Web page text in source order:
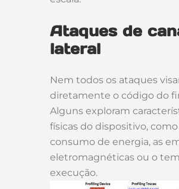
Ataques de
lateral
Nem todos os ataques
diretamente o código do
Alguns exploram
físicas do dispositivo,
consumo de energia, as
eletromagnéticas ou o
execução.